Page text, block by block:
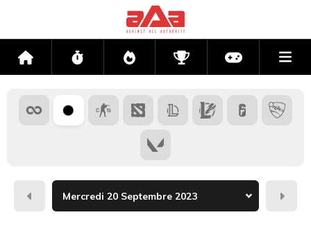
Accueil Flux Directs CompétitionsActu jeux
Hier